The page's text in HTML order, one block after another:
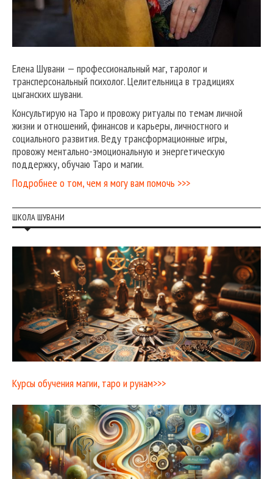
Елена Шувани — профессиональный маг, таролог и
трансперсональный психолог. Целительница в традициях
цыганских шувани.
Консультирую на Таро и провожу ритуалы по темам личной
жизни и отношений, финансов и карьеры, личностного и
социального развития. Веду трансформационные игры,
провожу ментально-эмоциональную и энергетическую
поддержку, обучаю Таро и магии.
Подробнее о том, чем я могу вам помочь >>>
ШКОЛА ШУВАНИ
Курсы обучения магии, таро и рунам>>>